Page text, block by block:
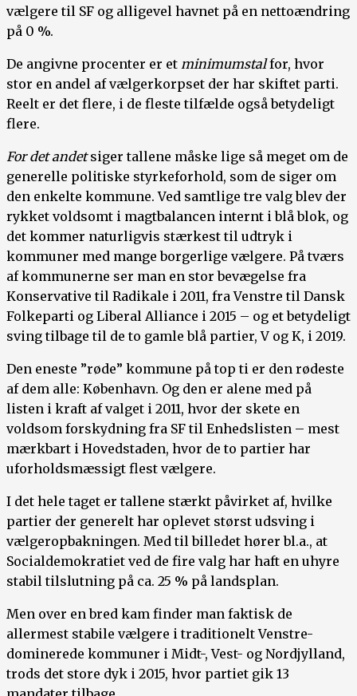
vælgere til SF og alligevel havnet på en nettoændring
på 0 %.
De angivne procenter er et minimumstalfor, hvor
stor en andel af vælgerkorpset der har skiftet parti.
Reelt er det flere, i de fleste tilfælde også betydeligt
flere.
For det andetsiger tallene måske lige så meget om de
generelle politiske styrkeforhold, som de siger om
den enkelte kommune. Ved samtlige tre valg blev der
rykket voldsomt i magtbalancen internt i blå blok, og
det kommer naturligvis stærkest til udtryk i
kommuner med mange borgerlige vælgere. På tværs
af kommunerne ser man en stor bevægelse fra
Konservative til Radikale i 2011, fra Venstre til Dansk
Folkeparti og Liberal Alliance i 2015 – og et betydeligt
sving tilbage til de to gamle blå partier, V og K, i 2019.
Den eneste ”røde” kommune på top ti er den rødeste
af dem alle: København. Og den er alene med på
listen i kraft af valget i 2011, hvor der skete en
voldsom forskydning fra SF til Enhedslisten – mest
mærkbart i Hovedstaden, hvor de to partier har
uforholdsmæssigt flest vælgere.
I det hele taget er tallene stærkt påvirket af, hvilke
partier der generelt har oplevet størst udsving i
vælgeropbakningen. Med til billedet hører bl.a., at
Socialdemokratiet ved de fire valg har haft en uhyre
stabil tilslutning på ca. 25 % på landsplan.
Men over en bred kam finder man faktisk de
allermest stabile vælgere i traditionelt Venstre-
dominerede kommuner i Midt-, Vest- og Nordjylland,
trods det store dyk i 2015, hvor partiet gik 13